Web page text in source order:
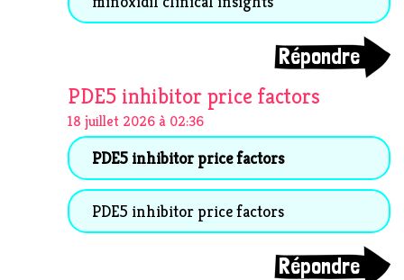
Répondre
PDE5 inhibitor price factors
18 juillet 2026 à 02:36
PDE5 inhibitor price factors
PDE5 inhibitor price factors
Répondre